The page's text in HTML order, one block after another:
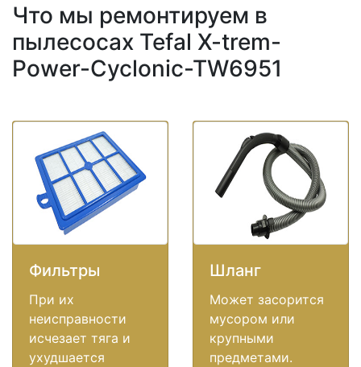
Что мы ремонтируем в
пылесосах Tefal X-trem-
Power-Cyclonic-TW6951
Фильтры
При их
неисправности
исчезает тяга и
ухудшается
Шланг
Может засорится
мусором или
крупными
предметами.